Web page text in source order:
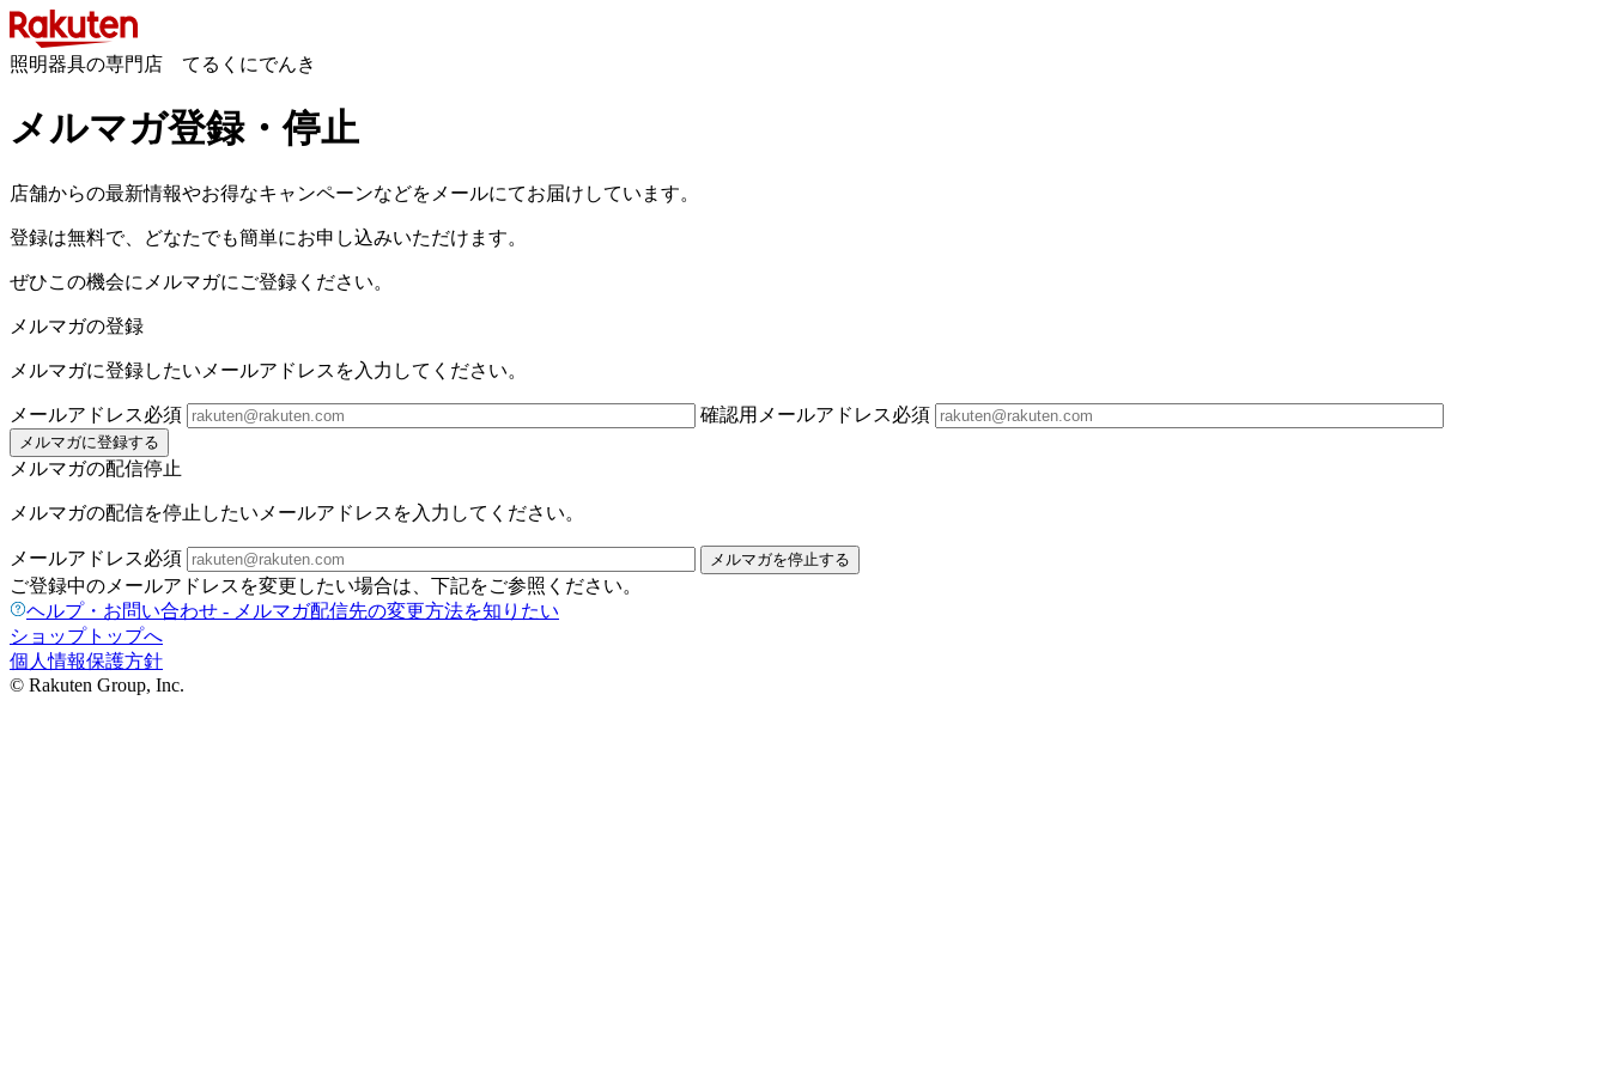
照明器具の専門店 てるくにでんき
メルマガ登録・停止
店舗からの最新情報やお得なキャンペーンなどをメールにてお届けしています。
登録は無料で、どなたでも簡単にお申し込みいただけます。
ぜひこの機会にメルマガにご登録ください。
メルマガの登録
メルマガに登録したいメールアドレスを入力してください。
メールアドレス必須 確認用メールアドレス必須
メルマガに登録する
メルマガの配信停止
メルマガの配信を停止したいメールアドレスを入力してください。
メールアドレス必須 メルマガを停止する
ご登録中のメールアドレスを変更したい場合は、下記をご参照ください。
ヘルプ・お問い合わせ - メルマガ配信先の変更方法を知りたい
ショップトップへ
個人情報保護方針
© Rakuten Group, Inc.